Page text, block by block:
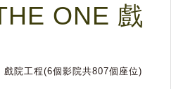
ONE 戲
院工程(6個影院共807個座位)